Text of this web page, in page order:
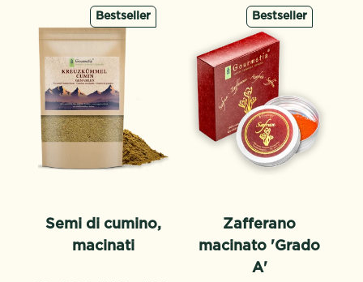
Bestseller
Semi di cumino,
macinati
Bestseller
Zafferano
macinato 'Grado
A'